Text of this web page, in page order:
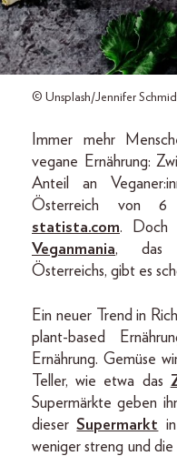
© Unsplash/Jennifer
Immer mehr
vegane Ernährung:
Anteil an
Österreich von 6
statista.com. Doch
Veganmania, das
Österreichs, gibt es
Ein neuer Trend in
plant-based
Ernährung. Gemüse
Teller, wie etwa das
Supermärkte geben
dieserSupermarkt
weniger streng und